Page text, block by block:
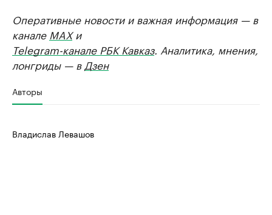
Оперативные новости и важная информация — в
канале MAXи
Telegram-канале РБК Кавказ. Аналитика, мнения,
лонгриды — в Дзен
Авторы
Владислав Левашов